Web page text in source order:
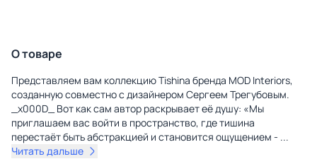
О товаре
Представляем вам коллекцию Tishina бренда MOD Interiors,
созданную совместно с дизайнером Сергеем Трегубовым.
_x000D_ Вот как сам автор раскрывает её душу: «Мы
приглашаем вас войти в пространство, где тишина
перестаёт быть абстракцией и становится ощущением - ...
Читать дальше